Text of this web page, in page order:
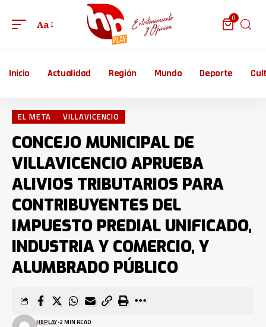
Aa
0
Inicio Actualidad Región Mundo Deporte
EL META VILLAVICENCIO
CONCEJO MUNICIPAL DE
VILLAVICENCIO APRUEBA
ALIVIOS TRIBUTARIOS PARA
CONTRIBUYENTES DEL
IMPUESTO PREDIAL UNIFICADO,
INDUSTRIA Y COMERCIO, Y
ALUMBRADO PÚBLICO
HBPLAY 2 MIN READ